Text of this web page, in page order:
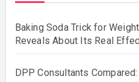
Baking Soda Trick for
Reveals About Its Real
DPP Consultants